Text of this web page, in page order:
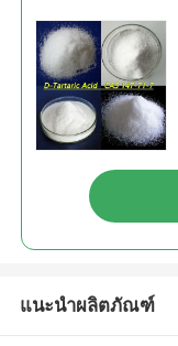
แนะนำผลิตภัณฑ์